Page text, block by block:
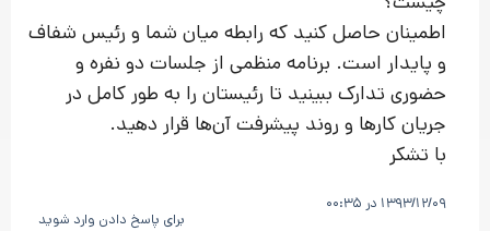
اطمینان حاصل کنید که رابطه میان شما و رئیس شفاف
و پایدار است. برنامه منظمی از جلسات دو نفره و
حضوری تدارک ببینید تا رئیستان را به طور کامل در
جریان کارها و روند پیشرفت آن‌ها قرار دهید.
با تشکر
1393/12/09 در 00:35
برای پاسخ دادن وارد شوید